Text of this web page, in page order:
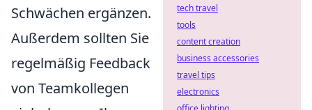
Schwächen ergänzen.
Außerdem sollten Sie
regelmäßig Feedback
von Teamkollegen
tech travel
tools
content creation
business accessories
travel tips
electronics